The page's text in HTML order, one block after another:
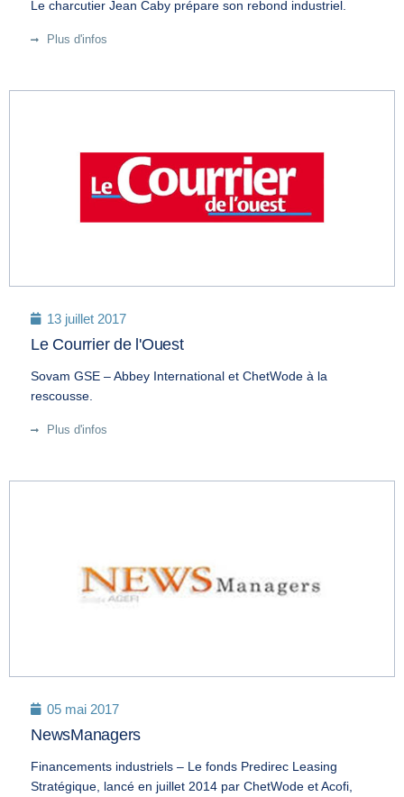
Le charcutier Jean Caby prépare son rebond industriel.
Plus d'infos
13 juillet 2017
Le Courrier de l'Ouest
Sovam GSE – Abbey International et ChetWode à la
rescousse.
Plus d'infos
05 mai 2017
NewsManagers
Financements industriels – Le fonds Predirec Leasing
Stratégique, lancé en juillet 2014 par ChetWode et Acofi,